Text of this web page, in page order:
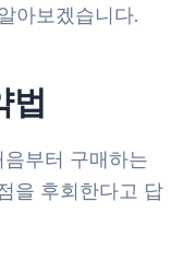
아보겠습니다.
법
부터 구매하는
을 후회한다고 답